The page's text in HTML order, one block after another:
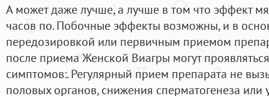
А может даже лучше, а лучше в том что эффект
часов по. Побочные эффекты возможны, и в
передозировкой или первичным приемом
после приема Женской Виагры могут
симптомов:. Регулярный прием препарата не
половых органов, снижения сперматогенеза